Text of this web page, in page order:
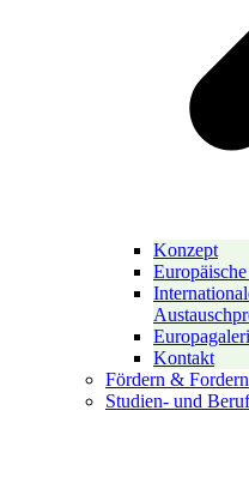
Konzept
Kontakt
Fördern & Fordern
Studien- und